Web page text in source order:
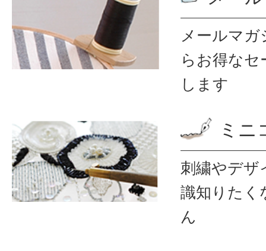
メールマ
ら お得なセ
します
ミニ
刺繍やデザ
識知りたく
ん